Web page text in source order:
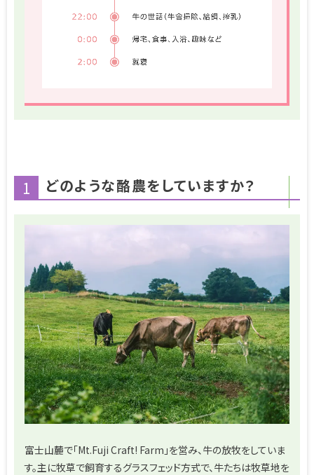
1 どのような酪農をしていますか？
富士山麓で「Mt.Fuji Craft! Farm」を営み、牛の放牧をしていま
す。主に牧草で飼育するグラスフェッド方式で、牛たちは牧草地を